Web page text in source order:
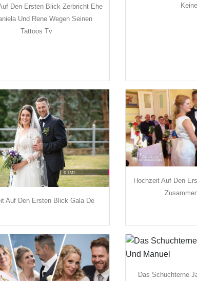
Den Ersten Blick Zerbricht Ehe
Und Rene Wegen Seinen
Tattoos Tv
Auf Den Ersten Blick Gala De
Hochzeit Auf Den
Das Schuchterne